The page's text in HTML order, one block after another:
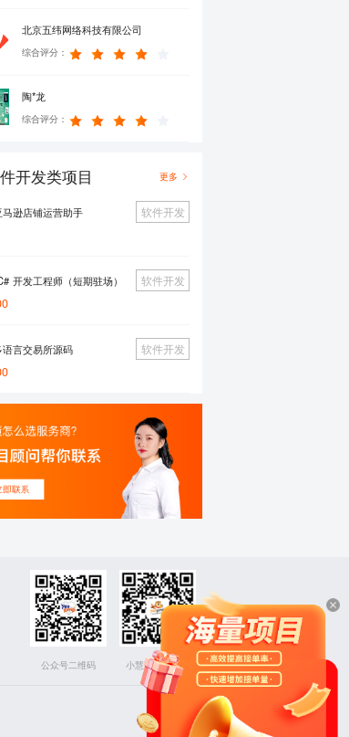
北京五纬网络科技有限公司
综合评分：
陶*龙
综合评分：
开发类项目 更多
马逊店铺运营助手
软件开发
开发工程师（短期驻场）
软件开发
言交易所源码
软件开发
公众号二维码
小慧下载二维码